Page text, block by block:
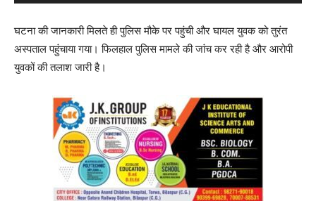
rघटना की जानकारी मिलते ही पुलिस मौके पर पहुंची और घायल युवक को तुरंत
अस्पताल पहुंचाया गया। फिलहाल पुलिस मामले की जांच कर रही है और आरोपी
युवकों की तलाश जारी है।